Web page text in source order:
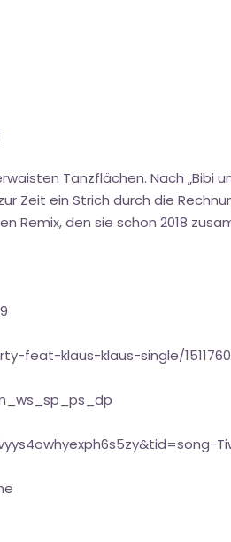
Tanzflächen. Nach „Bibi
Zeit ein Strich durch die
Remix, den sie schon 2018
feat-klaus-klaus-single/